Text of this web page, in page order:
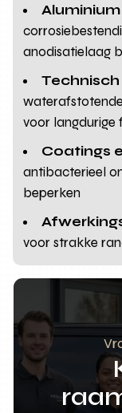
anodisatielaag
voor langdurige
Coatings
antibacterieel
beperken
voor strakke